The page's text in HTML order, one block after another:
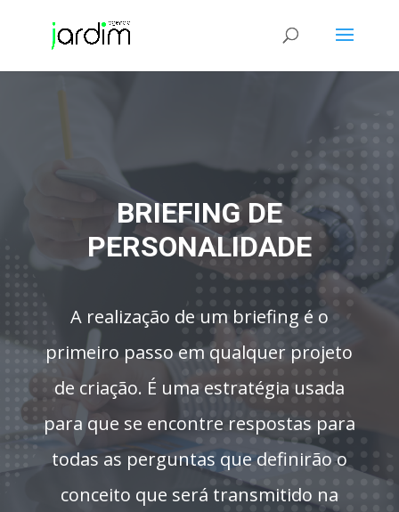
BRIEFING DE
PERSONALIDADE
A realização de um briefing é o
primeiro passo em qualquer projeto
de criação. É uma estratégia usada
para que se encontre respostas para
todas as perguntas que definirão o
conceito que será transmitido na